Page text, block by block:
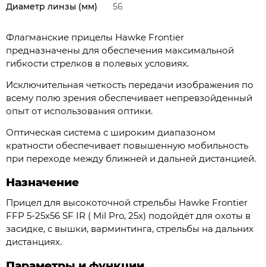
Диаметр линзы (мм)
56
Флагманские прицелы Hawke Frontier
предназначены для обеспечения максимальной
гибкости стрелков в полевых условиях.
Исключительная четкость передачи изображения по
всему полю зрения обеспечивает непревзойденный
опыт от использования оптики.
Оптическая система с широким диапазоном
кратности обеспечивает повышенную мобильность
при переходе между ближней и дальней дистанцией.
Назначение
Прицел для высокоточной стрельбы Hawke Frontier
FFP 5-25x56 SF IR ( Mil Pro, 25x) подойдёт для охоты в
засидке, с вышки, варминтинга, стрельбы на дальних
дистанциях.